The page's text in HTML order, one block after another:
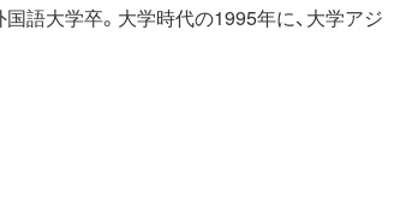
語大学卒。大学時代の1995年に、大学アジ